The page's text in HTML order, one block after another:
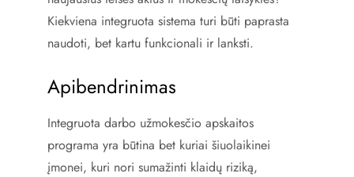
Kiekviena integruota sistema turi būti paprasta
naudoti, bet kartu funkcionali ir lanksti.
Apibendrinimas
Integruota darbo užmokesčio apskaitos
programa yra būtina bet kuriai šiuolaikinei
įmonei, kuri nori sumažinti klaidų riziką,